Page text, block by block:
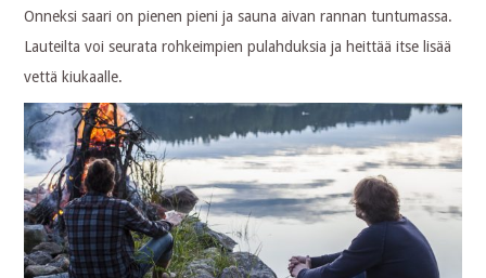
Onneksi saari on pienen pieni ja sauna aivan rannan tuntumassa.
Lauteilta voi seurata rohkeimpien pulahduksia ja heittää itse lisää
vettä kiukaalle.